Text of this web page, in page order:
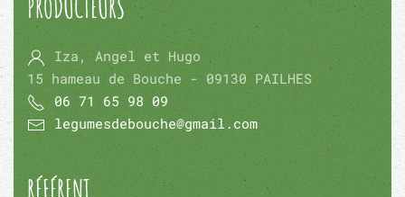
PRODUCTEURS
Iza, Angel et Hugo
15 hameau de Bouche - 09130 PAILHES
06 71 65 98 09
legumesdebouche@gmail.com
RÉFÉRENT